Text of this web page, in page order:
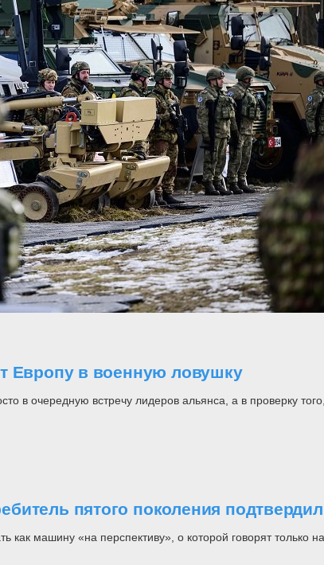
Европу в военную ловушку
очередную встречу лидеров альянса, а в проверку того,
пятого поколения
как машину «на перспективу», о которой говорят